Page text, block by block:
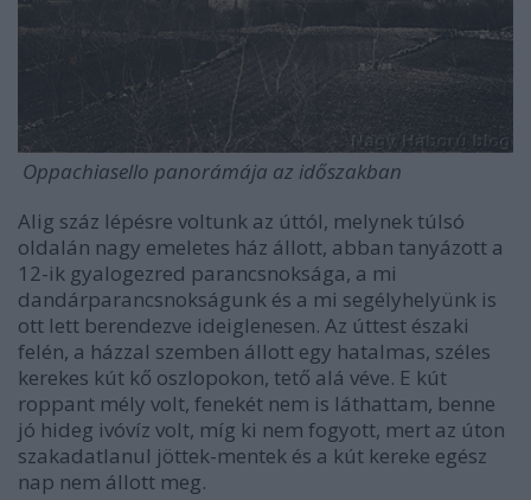
Oppachiasello panorámája az időszakban
Alig száz lépésre voltunk az úttól, melynek túlsó
oldalán nagy emeletes ház állott, abban tanyázott a
12-ik gyalogezred parancsnoksága, a mi
dandárparancsnokságunk és a mi segélyhelyünk is
ott lett berendezve ideiglenesen. Az úttest északi
felén, a házzal szemben állott egy hatalmas, széles
kerekes kút kő oszlopokon, tető alá véve. E kút
roppant mély volt, fenekét nem is láthattam, benne
jó hideg ivóvíz volt, míg ki nem fogyott, mert az úton
szakadatlanul jöttek-mentek és a kút kereke egész
nap nem állott meg.